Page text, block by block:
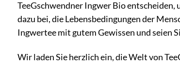
TeeGschwendner Ingwer Bio
dazu bei, die Lebensbedingungen der
Ingwertee mit gutem Gewissen und seien
Wir laden Sie herzlich ein, die Welt von